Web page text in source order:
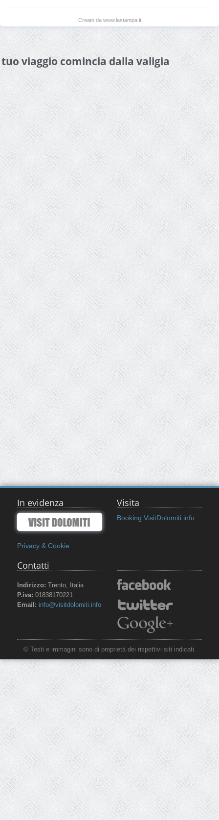
Creato da www.lastampa.it
viaggio comincia dalla valigia
In evidenza
Privacy & Cookie
Visita
Booking VisitDolomiti.info
Contatti
Indirizzo: Trento, Italia
P.iva: 01838170221
Email: info@visitdolomiti.info
© Testi e immagini sono di proprietà dei rispettivi siti indicati.